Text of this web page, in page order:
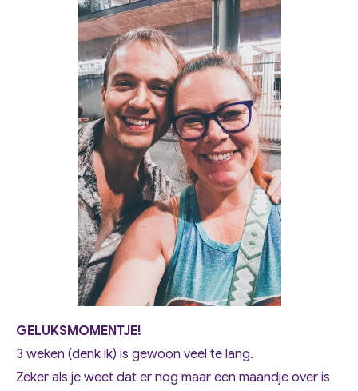
GELUKSMOMENTJE!
3 weken (denk ik) is gewoon veel te lang.
Zeker als je weet dat er nog maar een maandje over is